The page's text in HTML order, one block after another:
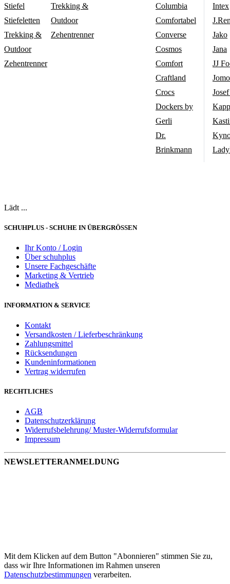
Stiefel
Stiefeletten
Trekking &
Outdoor
Zehentrenner
Trekking &
Outdoor
Zehentrenner
Columbia
Comfortabel
Converse
Cosmos
Comfort
Craftland
Crocs
Dockers by
Gerli
Dr.
Brinkmann
Intex
Jako
Jana
JJ
Lädt ...
SCHUHPLUS - SCHUHE IN ÜBERGRÖSSEN
Ihr Konto / Login
Über schuhplus
Unsere Fachgeschäfte
Marketing & Vertrieb
Mediathek
INFORMATION & SERVICE
Kontakt
Versandkosten / Lieferbeschränkung
Zahlungsmittel
Rücksendungen
Kundeninformationen
Vertrag widerrufen
RECHTLICHES
AGB
Datenschutzerklärung
Widerrufsbelehrung/ Muster-Widerrufsformular
Impressum
NEWSLETTERANMELDUNG
Mit dem Klicken auf dem Button "Abonnieren" stimmen Sie zu,
dass wir Ihre Informationen im Rahmen unseren
Datenschutzbestimmungen verarbeiten.